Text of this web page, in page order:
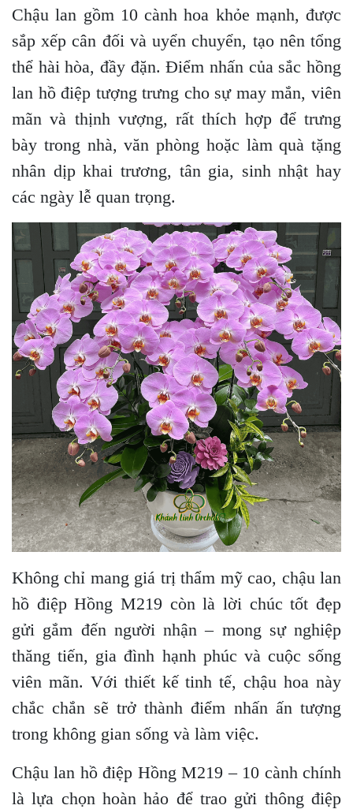
Chậu lan gồm 10 cành hoa khỏe mạnh, được
sắp xếp cân đối và uyển chuyển, tạo nên tổng
thể hài hòa, đầy đặn. Điểm nhấn của sắc hồng
lan hồ điệp tượng trưng cho sự may mắn, viên
mãn và thịnh vượng, rất thích hợp để trưng
bày trong nhà, văn phòng hoặc làm quà tặng
nhân dịp khai trương, tân gia, sinh nhật hay
các ngày lễ quan trọng.
Không chỉ mang giá trị thẩm mỹ cao, chậu lan
hồ điệp Hồng M219 còn là lời chúc tốt đẹp
gửi gắm đến người nhận – mong sự nghiệp
thăng tiến, gia đình hạnh phúc và cuộc sống
viên mãn. Với thiết kế tinh tế, chậu hoa này
chắc chắn sẽ trở thành điểm nhấn ấn tượng
trong không gian sống và làm việc.
Chậu lan hồ điệp Hồng M219 – 10 cành chính
là lựa chọn hoàn hảo để trao gửi thông điệp